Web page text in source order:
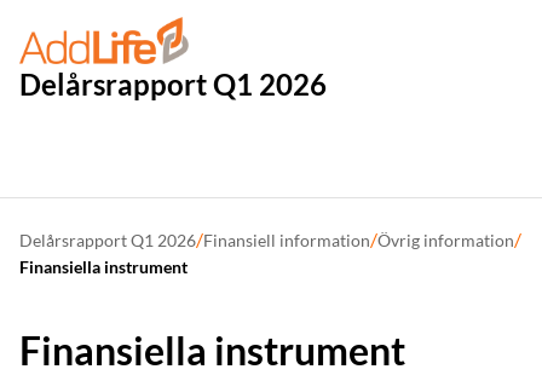
Delårsrapport Q1 2026
Delårsrapport Q1 2026/Finansiell information/Övrig information/
Finansiella instrument
Finansiella instrument